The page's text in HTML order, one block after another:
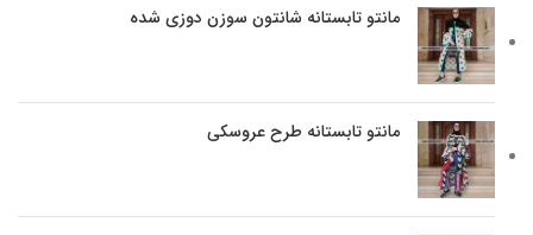
مانتو تابستانه شانتون سوزن دوزی شده
مانتو تابستانه طرح عروسکی